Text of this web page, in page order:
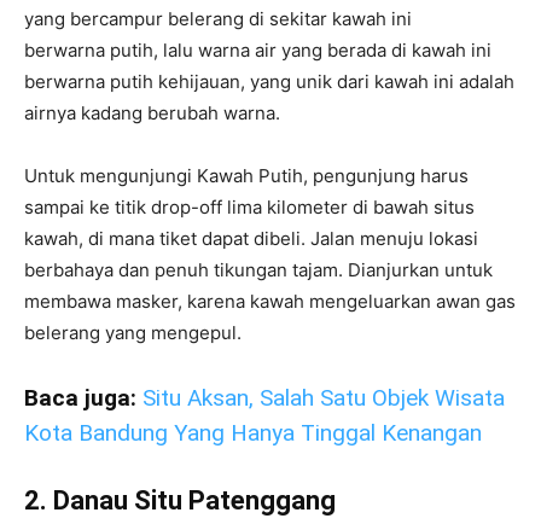
yang bercampur belerang di sekitar kawah ini
berwarna putih, lalu warna air yang berada di kawah ini
berwarna putih kehijauan, yang unik dari kawah ini adalah
airnya kadang berubah warna.
Untuk mengunjungi Kawah Putih, pengunjung harus
sampai ke titik drop-off lima kilometer di bawah situs
kawah, di mana tiket dapat dibeli. Jalan menuju lokasi
berbahaya dan penuh tikungan tajam. Dianjurkan untuk
membawa masker, karena kawah mengeluarkan awan gas
belerang yang mengepul.
Baca juga: Situ Aksan, Salah Satu Objek Wisata
Kota Bandung Yang Hanya Tinggal Kenangan
2. Danau Situ Patenggang